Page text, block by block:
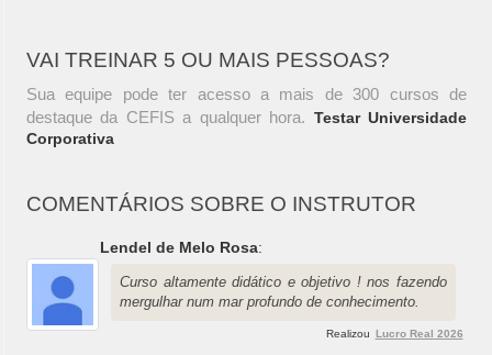
VAI TREINAR 5 OU MAIS PESSOAS?
Sua equipe pode ter acesso a mais de 300 cursos de
destaque da CEFIS a qualquer hora. Testar Universidade
Corporativa
COMENTÁRIOS SOBRE O INSTRUTOR
Lendel de Melo Rosa:
Curso altamente didático e objetivo ! nos fazendo
mergulhar num mar profundo de conhecimento.
Realizou Lucro Real 2026